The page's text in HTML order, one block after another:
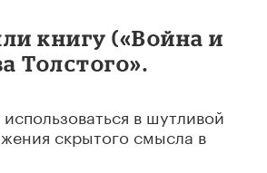
книгу («Война и
Толстого».
в шутливой
скрытого смысла в